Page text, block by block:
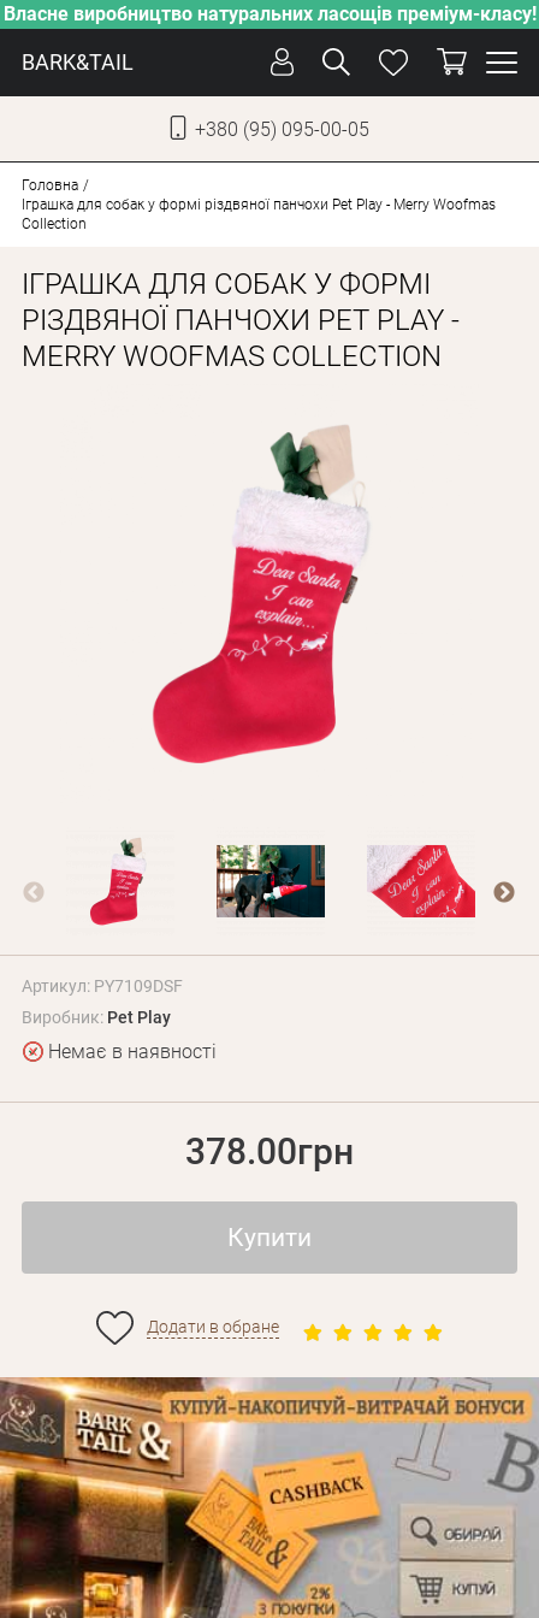
Власне виробництво натуральних ласощів преміум-класу!
BARK&TAIL
+380 (95) 095-00-05
КОТИ
ВІД СПЕКИ
ВЛАСНЕ ВИРОБНИЦТВО
АКЦІЇ
БЛОГ
Оплата і доставка
Програма лояльності
Про Нас
Оптовим клієнтам
Контакти
Головна
Іграшка для собак у формі різдвяної панчохи Pet Play - Merry Woofmas
Collection
ІГРАШКА ДЛЯ СОБАК У ФОРМІ
РІЗДВЯНОЇ ПАНЧОХИ PET PLAY -
MERRY WOOFMAS COLLECTION
Артикул: PY7109DSF
Виробник: Pet Play
Немає в наявності
378.00грн
Купити
Додати в обране
Забули пароль?